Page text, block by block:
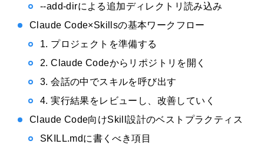
--add-dirによる追加ディレクトリ読み込み
Claude Code×Skillsの基本ワークフロー
1. プロジェクトを準備する
2. Claude Codeからリポジトリを開く
3. 会話の中でスキルを呼び出す
4. 実行結果をレビューし、改善していく
Claude Code向けSkill設計のベストプラクティス
SKILL.mdに書くべき項目